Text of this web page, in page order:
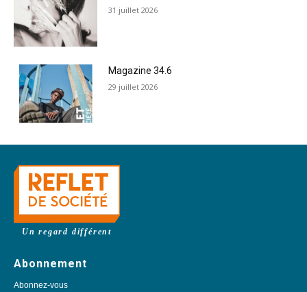
31 juillet 2026
Magazine 34.6
29 juillet 2026
Un regard différent
Abonnement
Abonnez-vous